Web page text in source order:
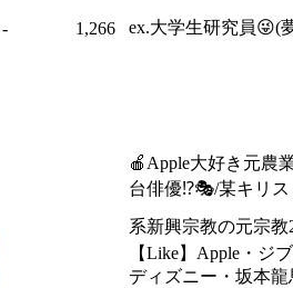
- 1,266 ex.大学生研究員😜(
🍎Apple大好き元農
台俳優⁉︎🎭/某キリス
系新興宗教の元宗教
【Like】Apple・ジ
ディズニー・坂本龍